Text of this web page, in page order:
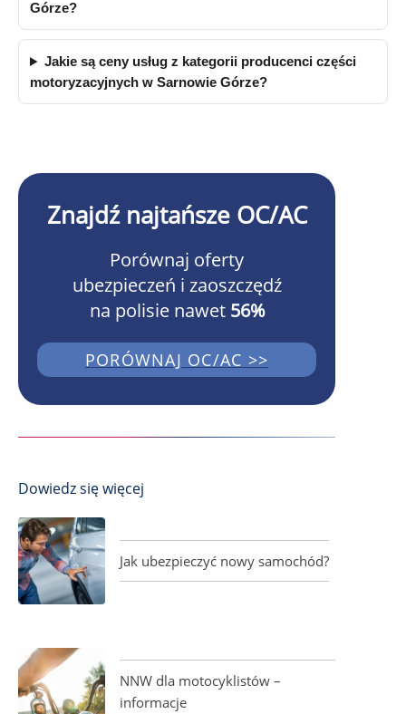
Górze?
Jakie są ceny usług z kategorii producenci części
motoryzacyjnych w Sarnowie Górze?
Znajdź najtańsze OC/AC
Porównaj oferty
ubezpieczeń i zaoszczędź
na polisie nawet 56%
PORÓWNAJ OC/AC >>
Dowiedz się więcej
Jak ubezpieczyć nowy samochód?
NNW dla motocyklistów –
informacje